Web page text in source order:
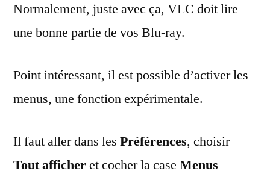
Normalement, juste avec ça, VLC doit lire
une bonne partie de vos Blu-ray.
Point intéressant, il est possible d’activer les
menus, une fonction expérimentale.
Il faut aller dans les Préférences, choisir
Tout afficheret cocher la case Menus